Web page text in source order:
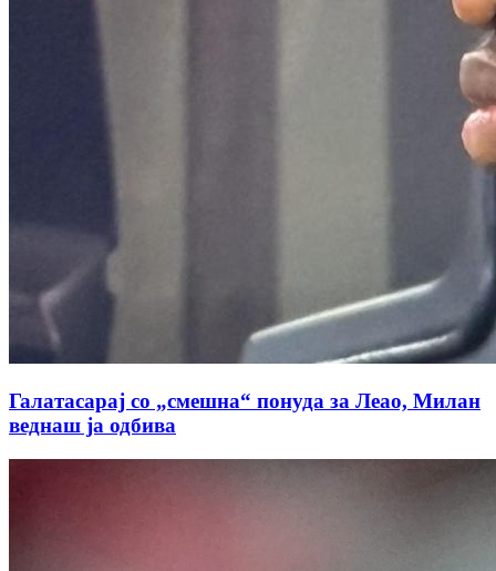
Галатасарај со „смешна“ понуда за Леао, Милан
веднаш ја одбива